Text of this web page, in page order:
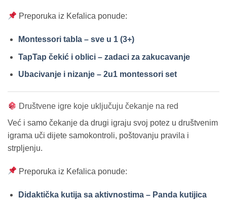
Preporuka iz Kefalica ponude:
Montessori tabla – sve u 1 (3+)
TapTap čekić i oblici – zadaci za zakucavanje
Ubacivanje i nizanje – 2u1 montessori set
Društvene igre koje uključuju čekanje na red
Već i samo čekanje da drugi igraju svoj potez u društvenim
igrama uči dijete samokontroli, poštovanju pravila i
strpljenju.
Preporuka iz Kefalica ponude:
Didaktička kutija sa aktivnostima – Panda kutijica